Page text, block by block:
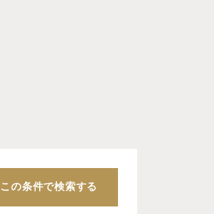
この条件で検索する